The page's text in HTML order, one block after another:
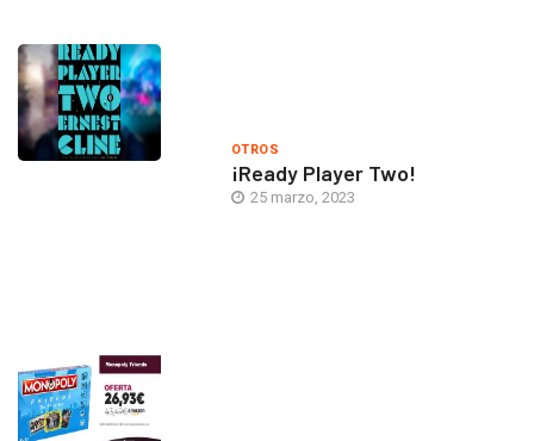
OTROS
¡Ready Player Two!
25 marzo, 2023